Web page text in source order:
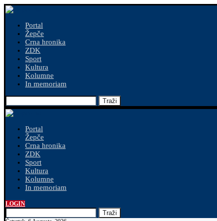
Portal
Žepče
Crna hronika
ZDK
Sport
Kultura
Kolumne
In memoriam
Traži
Portal
Žepče
Crna hronika
ZDK
Sport
Kultura
Kolumne
In memoriam
LOGIN
Traži